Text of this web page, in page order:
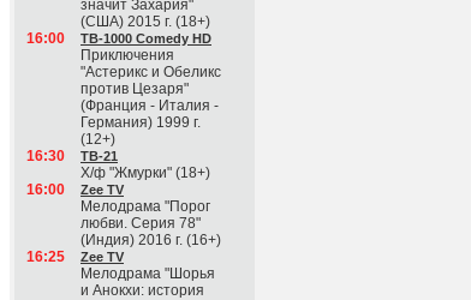
значит Захария"
(США) 2015 г. (18+)
16:00
ТВ-1000 Comedy HD
Приключения
"Астерикс и Обеликс
против Цезаря"
(Франция - Италия -
Германия) 1999 г.
(12+)
16:30
ТВ-21
Х/ф "Жмурки" (18+)
16:00
Zee TV
Мелодрама "Порог
любви. Серия 78"
(Индия) 2016 г. (16+)
16:25
Zee TV
Мелодрама "Шорья
и Анокхи: история